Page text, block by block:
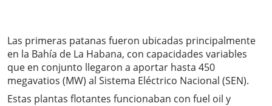
Las primeras patanas fueron ubicadas principalmente
en la Bahía de La Habana, con capacidades variables
que en conjunto llegaron a aportar hasta 450
megavatios (MW) al Sistema Eléctrico Nacional (SEN).
Estas plantas flotantes funcionaban con fuel oil y